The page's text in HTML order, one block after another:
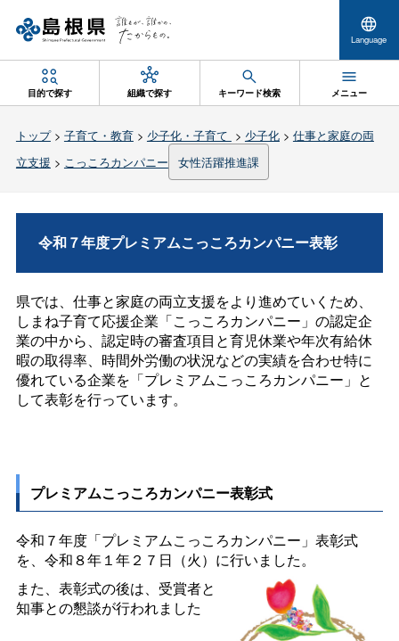
Language
目的で探す 組織で探す キーワード検索 メニュー
トップ> 子育て・教育> 少子化・子育て > 少子化> 仕事と家庭の両
立支援 > こっころカンパニー 女性活躍推進課
令和７年度プレミアムこっころカンパニー表彰
県では、仕事と家庭の両立支援をより進めていくため、
しまね子育て応援企業「こっころカンパニー」の認定企
業の中から、認定時の審査項目と育児休業や年次有給休
暇の取得率、時間外労働の状況などの実績を合わせ特に
優れている企業を「プレミアムこっころカンパニー」と
して表彰を行っています。
プレミアムこっころカンパニー表彰式
令和７年度「プレミアムこっころカンパニー」表彰式
を、令和８年１年２７日（火）に行いました。
また、表彰式の後は、受賞者と
知事との懇談が行われました